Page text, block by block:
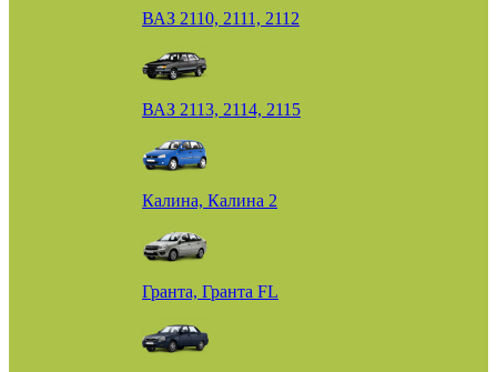
ВАЗ 2110, 2111, 2112
ВАЗ 2113, 2114, 2115
Калина, Калина 2
Гранта, Гранта FL